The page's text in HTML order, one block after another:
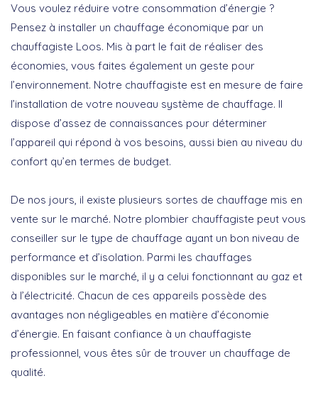
Vous voulez réduire votre consommation d’énergie ?
Pensez à installer un chauffage économique par un
chauffagiste Loos. Mis à part le fait de réaliser des
économies, vous faites également un geste pour
l’environnement. Notre chauffagiste est en mesure de faire
l’installation de votre nouveau système de chauffage. Il
dispose d’assez de connaissances pour déterminer
l’appareil qui répond à vos besoins, aussi bien au niveau du
confort qu’en termes de budget.
De nos jours, il existe plusieurs sortes de chauffage mis en
vente sur le marché. Notre plombier chauffagiste peut vous
conseiller sur le type de chauffage ayant un bon niveau de
performance et d’isolation. Parmi les chauffages
disponibles sur le marché, il y a celui fonctionnant au gaz et
à l’électricité. Chacun de ces appareils possède des
avantages non négligeables en matière d’économie
d’énergie. En faisant confiance à un chauffagiste
professionnel, vous êtes sûr de trouver un chauffage de
qualité.